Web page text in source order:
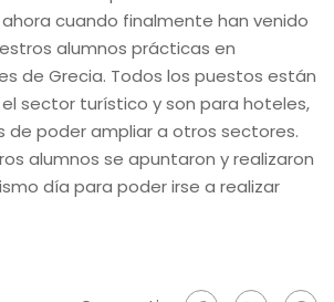
cuando finalmente han venido
alumnos prácticas en
de Grecia. Todos los puestos están
sector turístico y son para hoteles,
de poder ampliar a otros sectores.
alumnos se apuntaron y realizaron
día para poder irse a realizar